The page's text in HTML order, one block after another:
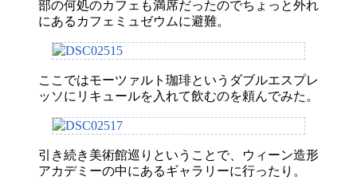
部の何処のカフェも満席だったのでちょっと外れ
にあるカフェミュゼウムに避難。
ここではモーツァルト珈琲というダブルエスプレ
ッソにリキュールを入れて飲むのを頼んでみた。
引き続き美術館巡りということで、ウィーン造形
アカデミーの中にあるギャラリーに行ったり。